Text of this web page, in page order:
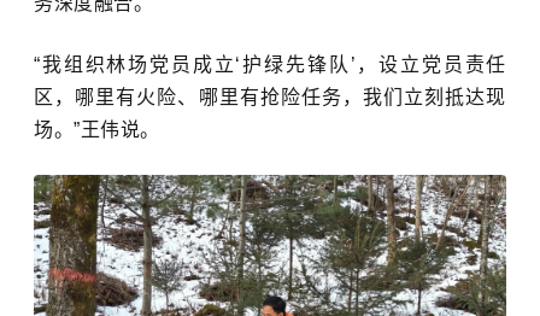
“我组织林场党员成立‘护绿先锋队’，设立党员责任
区，哪里有火险、哪里有抢险任务，我们立刻抵达现
场。”王伟说。